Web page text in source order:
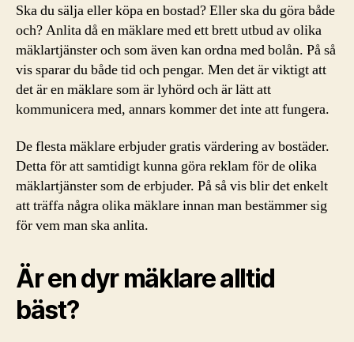
Ska du sälja eller köpa en bostad? Eller ska du göra både
och? Anlita då en mäklare med ett brett utbud av olika
mäklartjänster och som även kan ordna med bolån. På så
vis sparar du både tid och pengar. Men det är viktigt att
det är en mäklare som är lyhörd och är lätt att
kommunicera med, annars kommer det inte att fungera.
De flesta mäklare erbjuder gratis värdering av bostäder.
Detta för att samtidigt kunna göra reklam för de olika
mäklartjänster som de erbjuder. På så vis blir det enkelt
att träffa några olika mäklare innan man bestämmer sig
för vem man ska anlita.
Är en dyr mäklare alltid
bäst?